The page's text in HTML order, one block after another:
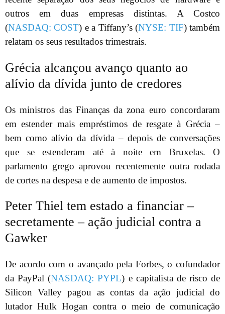
outros em duas empresas distintas. A Costco
(NASDAQ: COST) e a Tiffany’s (NYSE: TIF) também
relatam os seus resultados trimestrais.
Grécia alcançou avanço quanto ao
alívio da dívida junto de credores
Os ministros das Finanças da zona euro concordaram
em estender mais empréstimos de resgate à Grécia –
bem como alívio da dívida – depois de conversações
que se estenderam até à noite em Bruxelas. O
parlamento grego aprovou recentemente outra rodada
de cortes na despesa e de aumento de impostos.
Peter Thiel tem estado a financiar –
secretamente – ação judicial contra a
Gawker
De acordo com o avançado pela Forbes, o cofundador
da PayPal (NASDAQ: PYPL) e capitalista de risco de
Silicon Valley pagou as contas da ação judicial do
lutador Hulk Hogan contra o meio de comunicação